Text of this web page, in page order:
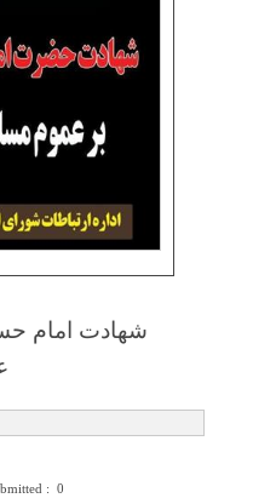
شهادت امام
: 0